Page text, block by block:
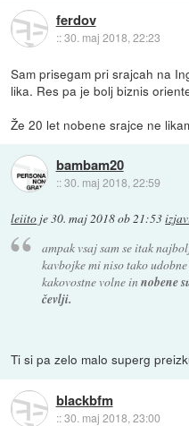
ferdov
::30. maj 2018, 22:23
Sam prisegam pri srajcah na
lika. Res pa je bolj biznis
Že 20 let nobene srajce ne
bambam20
::30. maj 2018, 22:59
leiito je30. maj 2018 ob 21:53
ampak vsaj sam se itak
kavbojke mi niso tako
kakovostne volne in nobene
čevlji.
Ti si pa zelo malo superg
blackbfm
::30. maj 2018, 23:00